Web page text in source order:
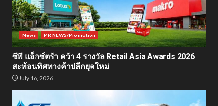
News PR NEWS/Promotion
ซีพี แอ็กซ์ตร้า คว้า 4 รางวัล Retail Asia Awards 2026
สะท้อนทิศทางค้าปลีกยุคใหม่
July 16, 2026